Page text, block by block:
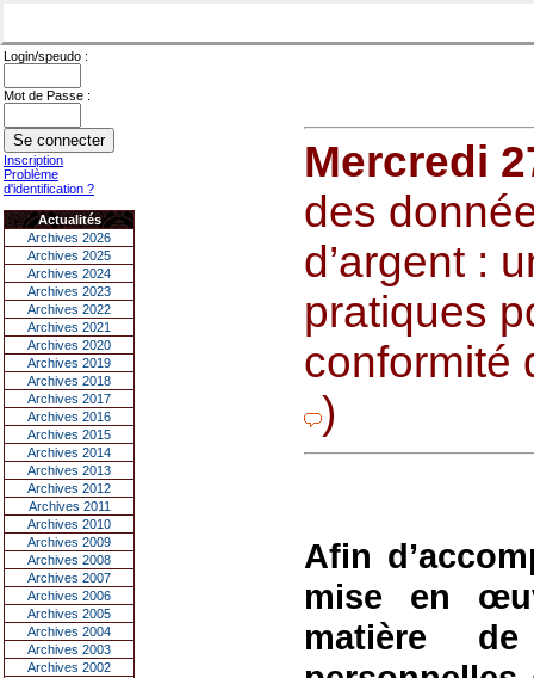
Login/speudo :
Mot de Passe :
Inscription
Problème
d'identification ?
Actualités
Archives 2026
Archives 2025
Archives 2024
Archives 2023
Archives 2022
Archives 2021
Archives 2020
Archives 2019
Archives 2018
Archives 2017
Archives 2016
Archives 2015
Archives 2014
Archives 2013
Archives 2012
Archives 2011
Archives 2010
Archives 2009
Archives 2008
Archives 2007
Archives 2006
Archives 2005
Archives 2004
Archives 2003
Archives 2002
Mercredi
des
d’argent :
pratiques
conformité
)
Afin
mise en
matière